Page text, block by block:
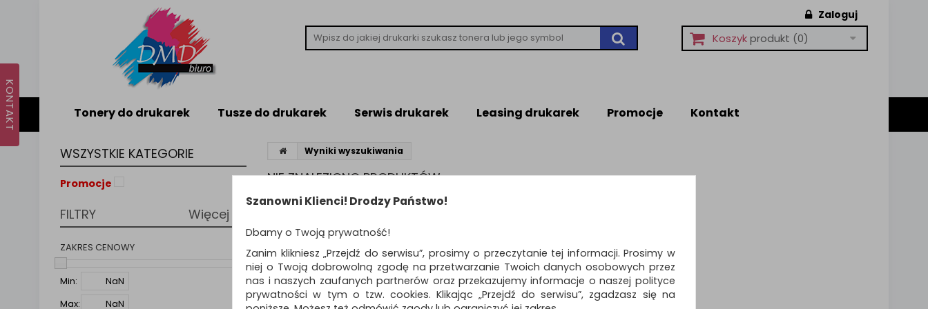
Zaloguj
Koszykprodukt (0)
Tonery do drukarek Tusze do drukarek Serwis drukarek Leasing drukarek Promocje Kontakt
WSZYSTKIE KATEGORIE
Promocje
FILTRY Więcej
ZAKRES CENOWY
Min:
Max:
Wyniki wyszukiwania
NIE ZNALEZIONO PRODUKTÓW
Nie odnaleziono produktów wg przyjętych kryteriów
Zmień kryteria wyszukiwania zaznaczając inne filtry i wyszukaj ponownie
Sprawdź, czy wszystkie słowa zostały poprawnie napisane.
Spróbuj użyć innych słów kluczowych.
Szanowni Klienci! Drodzy Państwo!
Dbamy o Twoją prywatność!
Zanim klikniesz „Przejdź do serwisu”, prosimy o przeczytanie tej informacji. Prosimy w
niej o Twoją dobrowolną zgodę na przetwarzanie Twoich danych osobowych przez
nas i naszych zaufanych partnerów oraz przekazujemy informacje o naszej polityce
prywatności w tym o tzw. cookies. Klikając „Przejdź do serwisu”, zgadzasz się na